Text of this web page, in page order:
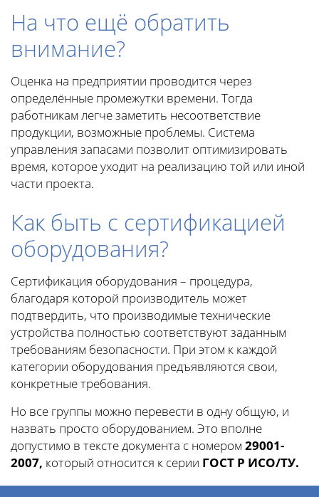
На что ещё обратить
внимание?
Оценка на предприятии проводится через
определённые промежутки времени. Тогда
работникам легче заметить несоответствие
продукции, возможные проблемы. Система
управления запасами позволит оптимизировать
время, которое уходит на реализацию той или иной
части проекта.
Как быть с сертификацией
оборудования?
Сертификация оборудования – процедура,
благодаря которой производитель может
подтвердить, что производимые технические
устройства полностью соответствуют заданным
требованиям безопасности. При этом к каждой
категории оборудования предъявляются свои,
конкретные требования.
Но все группы можно перевести в одну общую, и
назвать просто оборудованием. Это вполне
допустимо в тексте документа с номером 29001-
2007, который относится к серии ГОСТ Р ИСО/ТУ.